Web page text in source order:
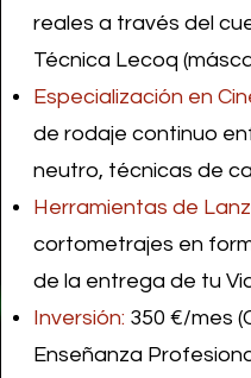
reales a través del
Técnica Lecoq
Especialización en
de rodaje continuo
neutro, técnicas de
Herramientas de
cortometrajes en
de la entrega de tu
Inversión: 350 €/mes
Enseñanza